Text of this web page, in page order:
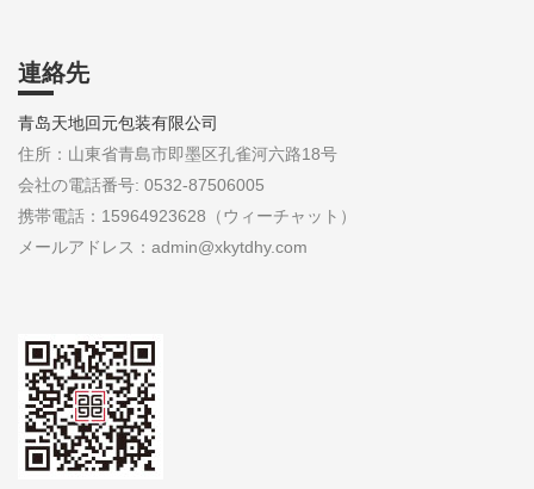
連絡先
青岛天地回元包装有限公司
住所：山東省青島市即墨区孔雀河六路18号
会社の電話番号: 0532-87506005
携帯電話：15964923628（ウィーチャット）
メールアドレス：admin@xkytdhy.com